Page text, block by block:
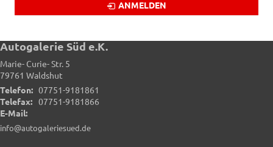
ANMELDEN
Autogalerie Süd e.K.
Marie- Curie- Str. 5
79761 Waldshut
Telefon: 07751-9181861
Telefax:
07751-9181866
E-Mail:
info@autogaleriesued.de